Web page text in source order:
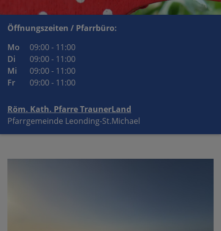
Öffnungszeiten / Pfarrbüro:
Mo
09:00 - 11:00
Di
09:00 - 11:00
Mi
09:00 - 11:00
Fr
09:00 - 11:00
Röm. Kath. Pfarre TraunerLand
Pfarrgemeinde Leonding-St.Michael